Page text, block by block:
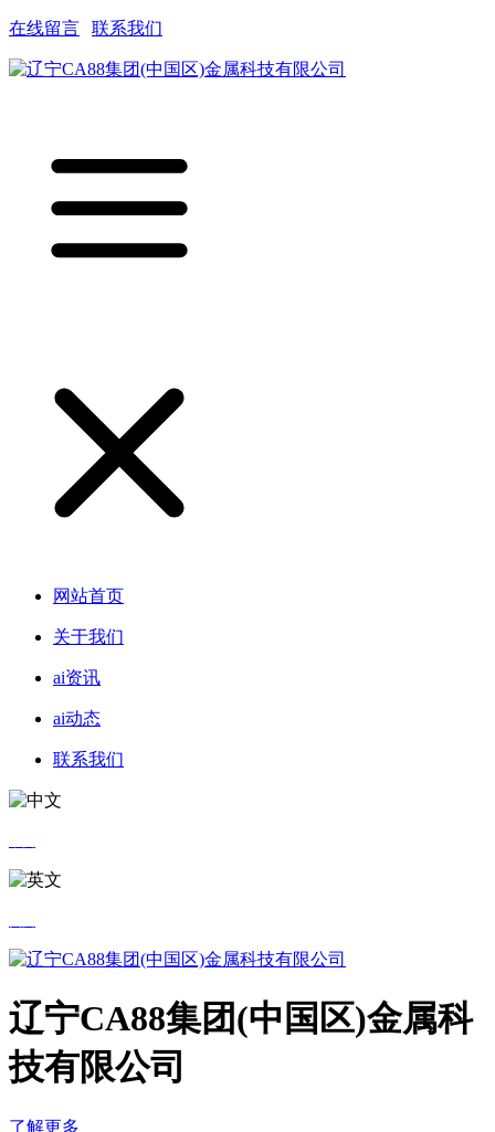
在线留言 联系我们
网站首页
关于我们
ai资讯
ai动态
联系我们
辽宁CA88集团(中国区)金属科
技有限公司
了解更多